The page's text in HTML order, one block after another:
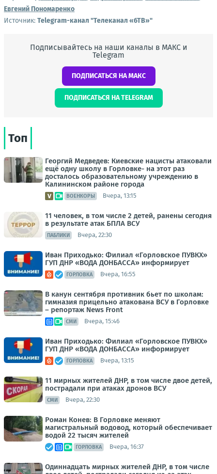
Евгений Пономаренко
Источник: Telegram-канал "Телеканал «6ТВ»"
Подписывайтесь на наши каналы в МАКС и
Telegram
ПОДПИСАТЬСЯ НА МАКС
ПОДПИСАТЬСЯ НА TELEGRAM
Топ
Георгий Медведев: Киевские нацисты атаковали
ещё одну школу в Горловке- на этот раз
досталось образовательному учреждению в
Калининском районе города
ВОЕНКОРЫ Вчера, 13:15
11 человек, в том числе 2 детей, ранены сегодня
в результате атак БПЛА ВСУ
ПАБЛИКИ Вчера, 22:30
Иван Приходько: Филиал «Горловское ПУВКХ»
ГУП ДНР «ВОДА ДОНБАССА» информирует
ГОРЛОВКА Вчера, 16:55
В канун сентября противник бьет по школам:
гимназия прицельно атакована ВСУ в Горловке
– репортаж News Front
СМИ Вчера, 15:46
Иван Приходько: Филиал «Горловское ПУВКХ»
ГУП ДНР «ВОДА ДОНБАССА» информирует
ГОРЛОВКА Вчера, 13:15
11 мирных жителей ДНР, в том числе двое детей,
пострадали при атаках дронов ВСУ
СМИ Вчера, 22:30
Роман Конев: В Горловке меняют
магистральный водовод, который обеспечивает
водой 22 тысяч жителей
ГОРЛОВКА Вчера, 16:37
Одиннадцать мирных жителей ДНР, в том числе